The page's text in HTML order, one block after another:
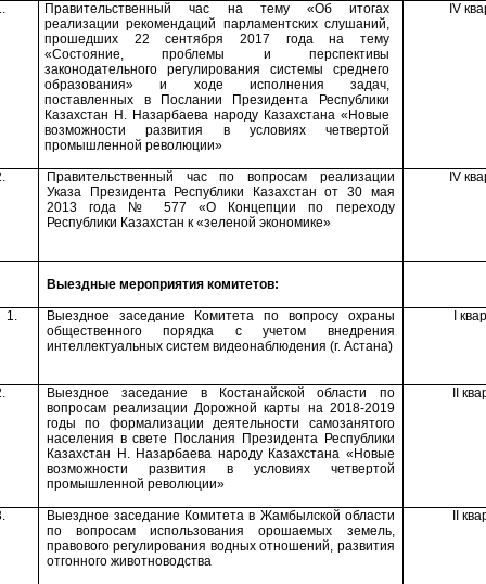
Правительственный час на тему «Об итогах
реализации рекомендаций парламентских слушаний,
прошедших 22 сентября 2017 года на тему
«Состояние, проблемы и перспективы
законодательного регулирования системы среднего
образования»
и ходе исполнения задач,
поставленных в Послании Президента Республики
Казахстан Н. Назарбаева народу Казахстана «Новые
возможности развития в условиях четвертой
промышленной революции»
IV
Правительственный час по вопросам реализации
Указа Президента Республики Казахстан от 30 мая
2013 года № 577 «О Концепции по переходу
Республики Казахстан к «зеленой экономике»
IV
Выездные мероприятия комитетов:
1. Выездное заседание Комитета по вопросу охраны
общественного порядка с учетом внедрения
интеллектуальных систем видеонаблюдения (г. Астана)
I
Выездное заседание в Костанайской области по
вопросам реализации Дорожной карты на 2018-2019
годы по формализациидеятельности самозанятого
населения в свете Послания Президента Республики
Казахстан Н. Назарбаева народу Казахстана «Новые
возможности развития в условиях четвертой
промышленной революции»
Выездное заседание Комитета в Жамбылской области
по вопросам использования орошаемых земель,
правового регулирования водных отношений, развития
отгонного животноводства